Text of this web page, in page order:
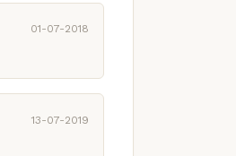
01-07-2018
13-07-2019